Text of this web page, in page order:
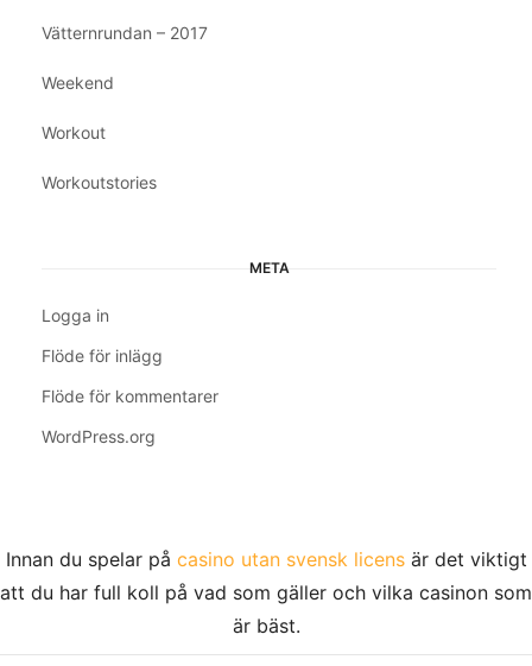
Vätternrundan – 2017
Weekend
Workout
Workoutstories
META
Logga in
Flöde för inlägg
Flöde för kommentarer
WordPress.org
Innan du spelar på casino utan svensk licensär det viktigt
att du har full koll på vad som gäller och vilka casinon som
är bäst.